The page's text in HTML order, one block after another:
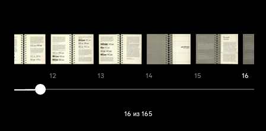
12 13 14 15 16
16 из 165